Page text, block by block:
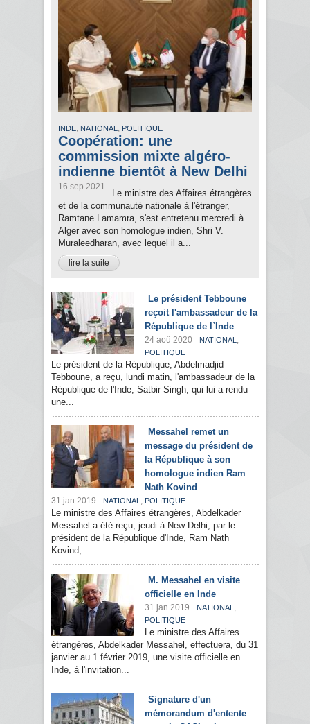
INDE, NATIONAL , POLITIQUE
Coopération: une
commission mixte algéro-
indienne bientôt à New Delhi
16 sep 2021
Le ministre des Affaires étrangères
et de la communauté nationale à l'étranger,
Ramtane Lamamra, s'est entretenu mercredi à
Alger avec son homologue indien, Shri V.
Muraleedharan, avec lequel il a...
lire la suite
Le président Tebboune
reçoit l'ambassadeur de la
République de l`Inde
24 aoû 2020 NATIONAL ,
POLITIQUE
Le président de la République, Abdelmadjid
Tebboune, a reçu, lundi matin, l'ambassadeur de la
République de l'Inde, Satbir Singh, qui lui a rendu
une...
Messahel remet un
message du président de
la République à son
homologue indien Ram
Nath Kovind
31 jan 2019 NATIONAL , POLITIQUE
Le ministre des Affaires étrangères, Abdelkader
Messahel a été reçu, jeudi à New Delhi, par le
président de la République d'Inde, Ram Nath
Kovind,...
M. Messahel en visite
officielle en Inde
31 jan 2019 NATIONAL ,
POLITIQUE
Le ministre des Affaires
étrangères, Abdelkader Messahel, effectuera, du 31
janvier au 1 février 2019, une visite officielle en
Inde, à l'invitation...
Signature d'un
mémorandum d'entente